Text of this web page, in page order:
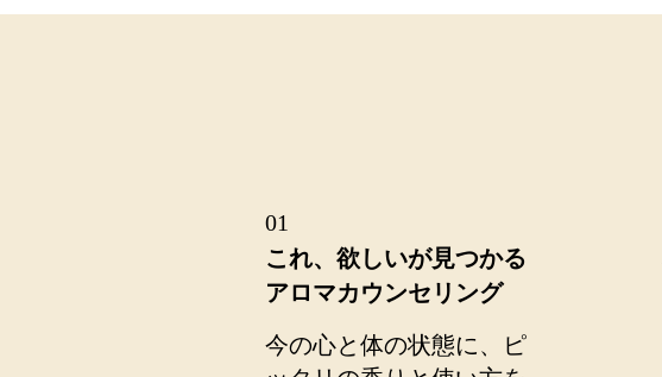
これ、欲しいが見つかる
アロマカウンセリング​
01
今の心と体の状態に、ピ